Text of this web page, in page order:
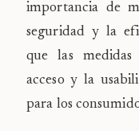
importancia de
seguridad y la
que las
acceso y la
para los